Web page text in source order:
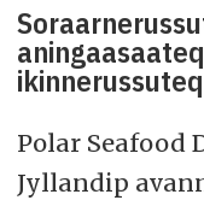
Polar Seafood
Jyllandip